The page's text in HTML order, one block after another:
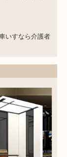
いすなら介護者